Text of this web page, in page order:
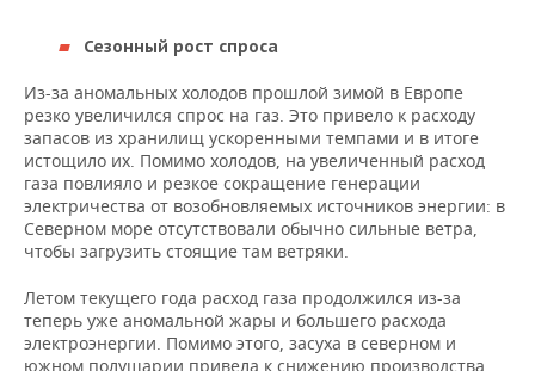
Сезонный рост спроса
Из-за аномальных холодов прошлой зимой в Европе
резко увеличился спрос на газ. Это привело к расходу
запасов из хранилищ ускоренными темпами и в итоге
истощило их. Помимо холодов, на увеличенный расход
газа повлияло и резкое сокращение генерации
электричества от возобновляемых источников энергии: в
Северном море отсутствовали обычно сильные ветра,
чтобы загрузить стоящие там ветряки.
Летом текущего года расход газа продолжился из-за
теперь уже аномальной жары и большего расхода
электроэнергии. Помимо этого, засуха в северном и
южном полушарии привела к снижению производства